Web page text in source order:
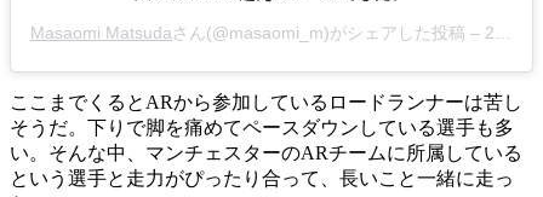
Masaomi Matsudaさん(@masaomi_m)がシェアした投稿 – 2019年 6月月29日午前1時34分PDT
ここまでくるとARから参加しているロードランナーは苦し
そうだ。下りで脚を痛めてペースダウンしている選手も多
い。そんな中、マンチェスターのARチームに所属している
という選手と走力がぴったり合って、長いこと一緒に走っ